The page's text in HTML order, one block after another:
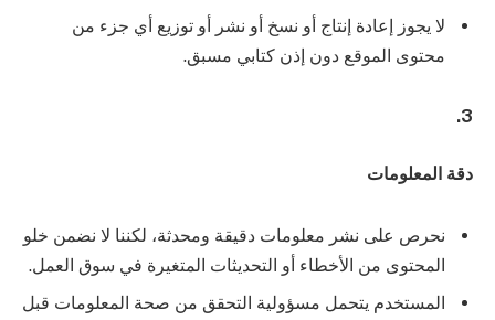
لا يجوز إعادة إنتاج أو نسخ أو نشر أو توزيع أي جزء من
محتوى الموقع دون إذن كتابي مسبق.
3.
دقة المعلومات
نحرص على نشر معلومات دقيقة ومحدثة، لكننا لا نضمن خلو
المحتوى من الأخطاء أو التحديثات المتغيرة في سوق العمل.
المستخدم يتحمل مسؤولية التحقق من صحة المعلومات قبل